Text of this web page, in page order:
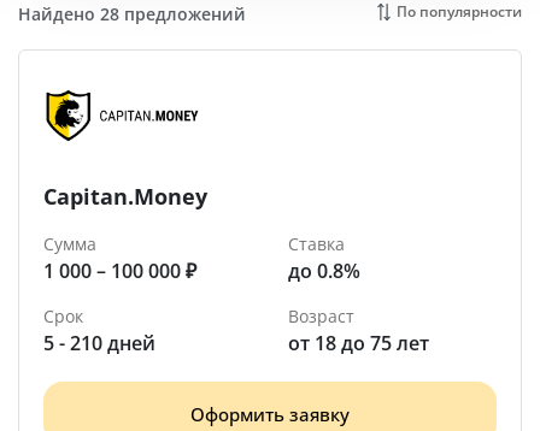
Найдено 28 предложений По популярности
Capitan.Money
Сумма
1 000 – 100 000 ₽
Ставка
до 0.8%
Срок
5 - 210 дней
Возраст
от 18 до 75 лет
Оформить заявку